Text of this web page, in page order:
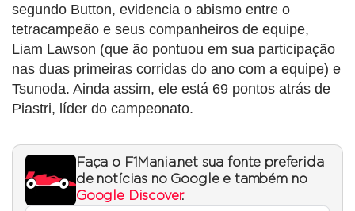
segundo Button, evidencia o abismo entre o
tetracampeão e seus companheiros de equipe,
Liam Lawson (que ão pontuou em sua participação
nas duas primeiras corridas do ano com a equipe) e
Tsunoda. Ainda assim, ele está 69 pontos atrás de
Piastri, líder do campeonato.
Faça o F1Mania.net sua fonte preferida
de notícias no Google e também no
Google Discover.